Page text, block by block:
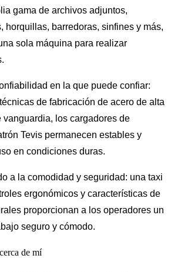
gama de archivos adjuntos,
horquillas, barredoras, sinfines y más,
sola máquina para realizar
en la que puede confiar:
de fabricación de acero de alta
vanguardia, los cargadores de
Tevis permanecen estables y
en condiciones duras.
a la comodidad y seguridad: una taxi
ergonómicos y características de
proporcionan a los operadores un
seguro y cómodo.